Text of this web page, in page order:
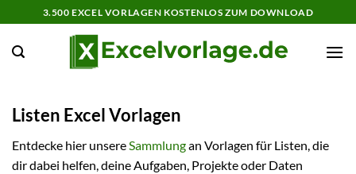
Inhalt
springen
3.500 EXCEL VORLAGEN KOSTENLOS ZUM DOWNLOAD
Listen Excel Vorlagen
Entdecke hier unsereSammlungan Vorlagen für Listen, die
dir dabei helfen, deine Aufgaben, Projekte oder Daten